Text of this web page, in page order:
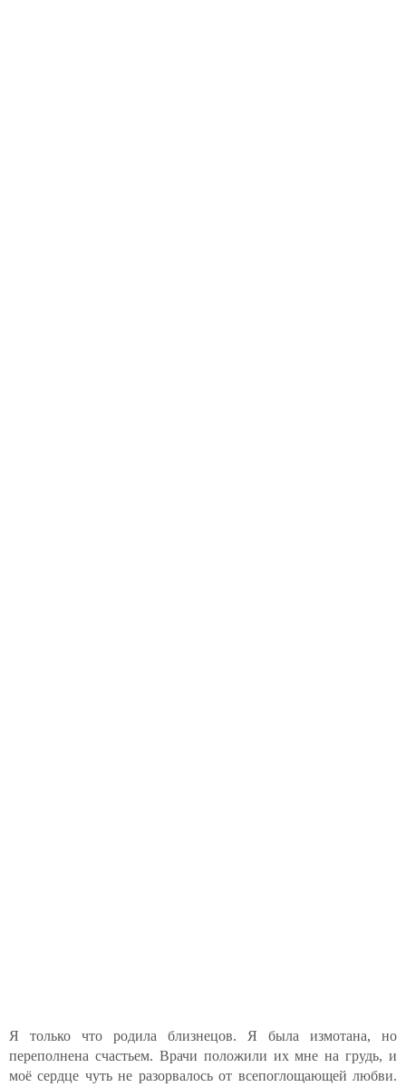
Я только что родила близнецов. Я была измотана, но
переполнена счастьем. Врачи положили их мне на грудь, и
моё сердце чуть не разорвалось от всепоглощающей любви.